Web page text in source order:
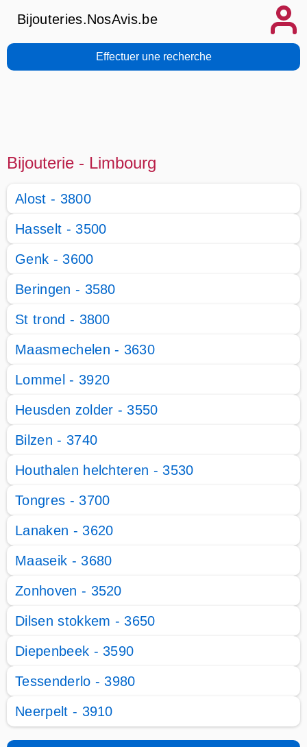
Bijouteries.NosAvis.be
Effectuer une recherche
Bijouterie - Limbourg
Alost - 3800
Hasselt - 3500
Genk - 3600
Beringen - 3580
St trond - 3800
Maasmechelen - 3630
Lommel - 3920
Heusden zolder - 3550
Bilzen - 3740
Houthalen helchteren - 3530
Tongres - 3700
Lanaken - 3620
Maaseik - 3680
Zonhoven - 3520
Dilsen stokkem - 3650
Diepenbeek - 3590
Tessenderlo - 3980
Neerpelt - 3910